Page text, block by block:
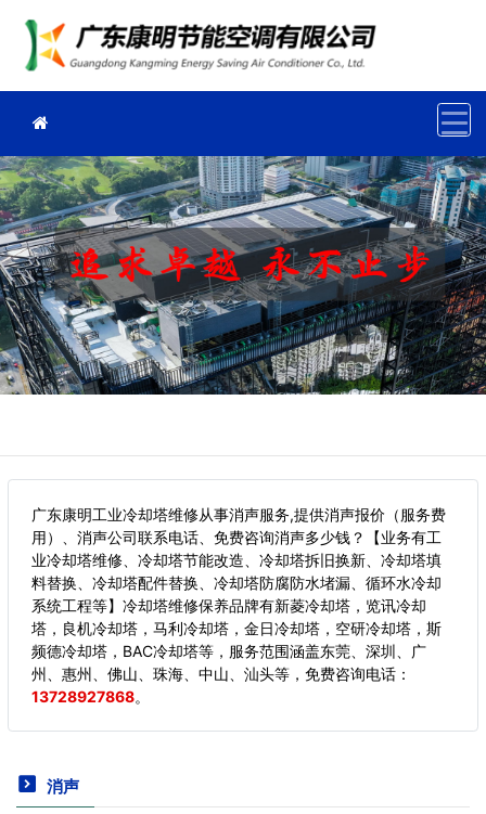
广东康明工业冷却塔维修从事消声服务,提供消声报价（服务费
用）、消声公司联系电话、免费咨询消声多少钱？【业务有工
业冷却塔维修、冷却塔节能改造、冷却塔拆旧换新、冷却塔填
料替换、冷却塔配件替换、冷却塔防腐防水堵漏、循环水冷却
系统工程等】冷却塔维修保养品牌有新菱冷却塔，览讯冷却
塔，良机冷却塔，马利冷却塔，金日冷却塔，空研冷却塔，斯
频德冷却塔，BAC冷却塔等，服务范围涵盖东莞、深圳、广
州、惠州、佛山、珠海、中山、汕头等， 免费咨询电话：
13728927868。
消声